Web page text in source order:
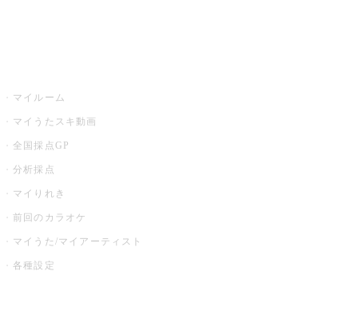
マイルーム
マイうたスキ動画
全国採点GP
分析採点
マイりれき
前回のカラオケ
マイうた/マイアーティスト
各種設定